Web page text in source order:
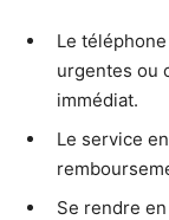
Le
urgentes ou
immédiat.
Le service
Se rendre